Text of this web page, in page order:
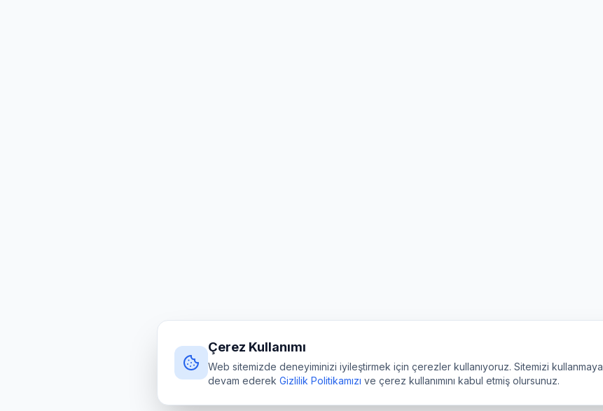
Çerez Kullanımı
Web sitemizde deneyiminizi iyileştirmek için çerezler kullanıyoruz. Sitemizi kullanmaya
devam ederek Gizlilik Politikamızı ve çerez kullanımını kabul etmiş olursunuz.